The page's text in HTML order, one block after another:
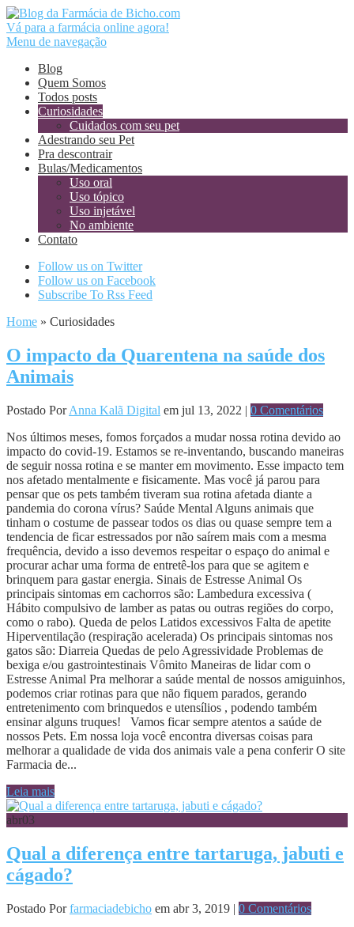
Vá para a farmácia online agora!
Menu de navegação
Blog
Quem Somos
Todos posts
Curiosidades
Cuidados com seu pet
Adestrando seu Pet
Pra descontrair
Bulas/Medicamentos
Uso oral
Uso tópico
Uso injetável
No ambiente
Contato
Follow us on Twitter
Follow us on Facebook
Subscribe To Rss Feed
Home » Curiosidades
O impacto da Quarentena na saúde dos
Animais
Postado PorAnna Kalã Digital em jul 13, 2022 | 0 Comentários
Nos últimos meses, fomos forçados a mudar nossa rotina devido ao
impacto do covid-19. Estamos se re-inventando, buscando maneiras
de seguir nossa rotina e se manter em movimento. Esse impacto tem
nos afetado mentalmente e fisicamente. Mas você já parou para
pensar que os pets também tiveram sua rotina afetada diante a
pandemia do corona vírus? Saúde Mental Alguns animais que
tinham o costume de passear todos os dias ou quase sempre tem a
tendencia de ficar estressados por não saírem mais com a mesma
frequência, devido a isso devemos respeitar o espaço do animal e
procurar achar uma forma de entretê-los para que se agitem e
brinquem para gastar energia. Sinais de Estresse Animal Os
principais sintomas em cachorros são: Lambedura excessiva (
Hábito compulsivo de lamber as patas ou outras regiões do corpo,
como o rabo). Queda de pelos Latidos excessivos Falta de apetite
Hiperventilação (respiração acelerada) Os principais sintomas nos
gatos são: Diarreia Quedas de pelo Agressividade Problemas de
bexiga e/ou gastrointestinais Vômito Maneiras de lidar com o
Estresse Animal Pra melhorar a saúde mental de nossos amiguinhos,
podemos criar rotinas para que não fiquem parados, gerando
entretenimento com brinquedos e utensílios , podendo também
ensinar alguns truques! Vamos ficar sempre atentos a saúde de
nossos Pets. Em nossa loja você encontra diversas coisas para
melhorar a qualidade de vida dos animais vale a pena conferir O site
Farmacia de...
Leia mais
abr03
Qual a diferença entre tartaruga, jabuti e
cágado?
Postado Porfarmaciadebicho em abr 3, 2019 | 0 Comentários